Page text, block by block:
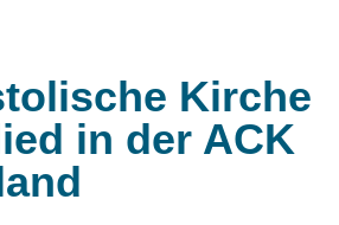
Kirche
in der ACK